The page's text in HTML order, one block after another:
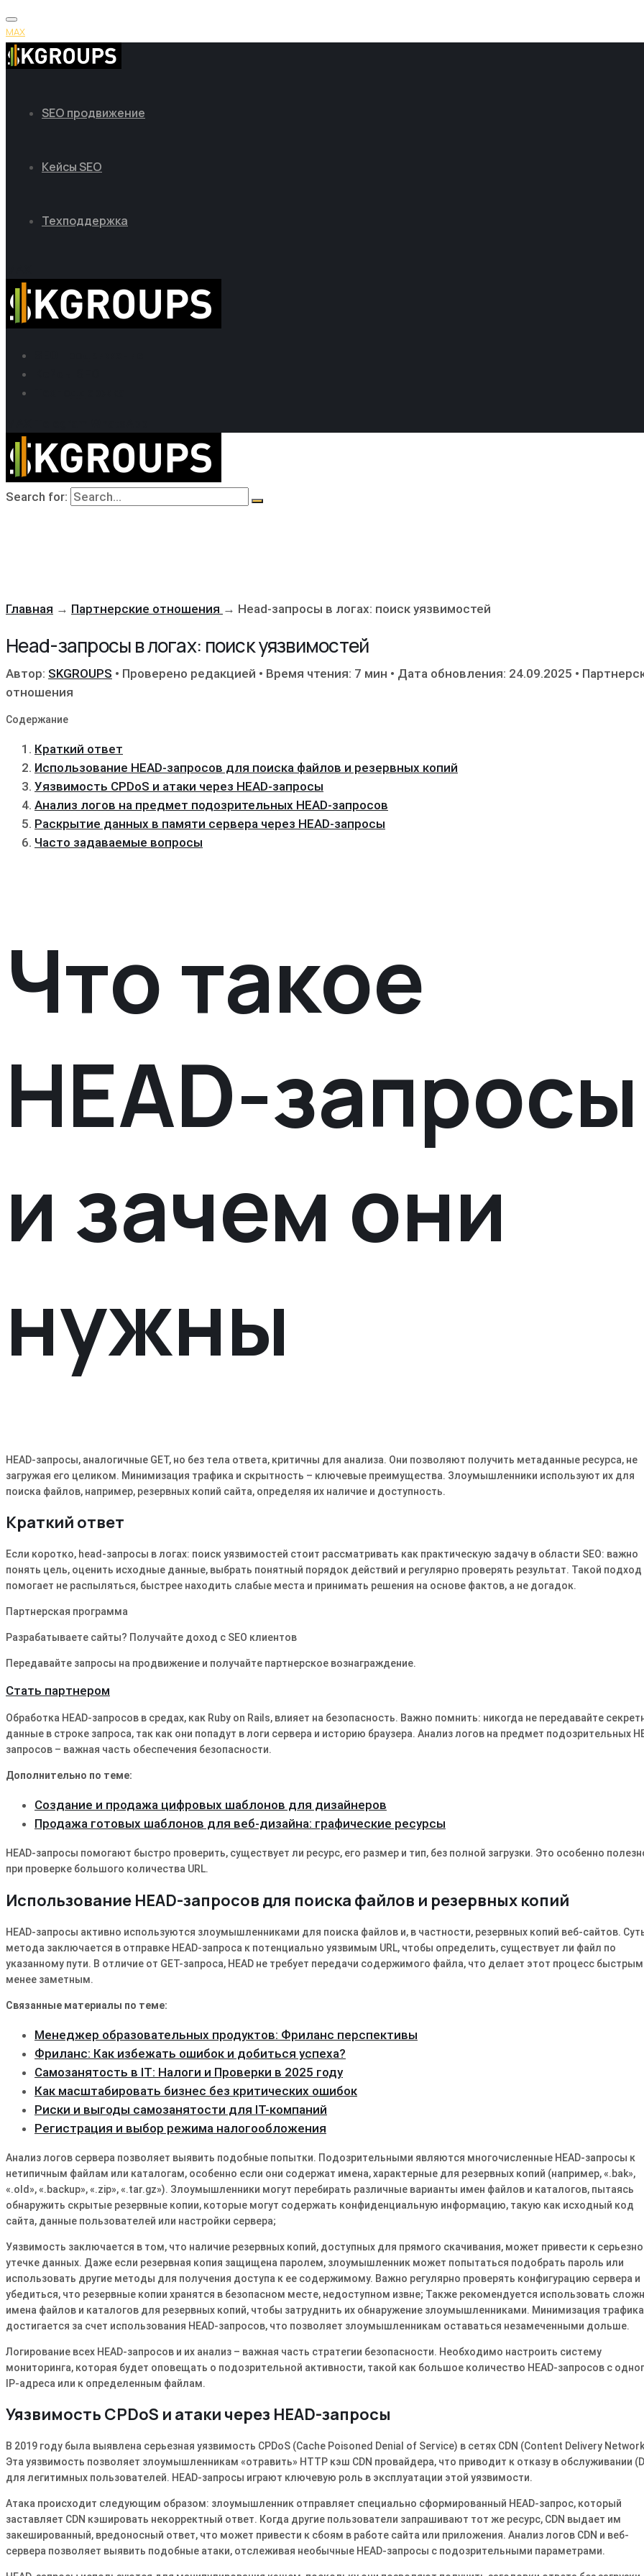
MAX
SEO продвижение
Кейсы SEO
Техподдержка
Search for:
Главная → Партнерские отношения → Head-запросы в логах: поиск уязвимостей
Head-запросы в логах: поиск уязвимостей
Автор: SKGROUPS • Проверено редакцией • Время чтения: 7 мин • Дата обновления: 24.09.2025 •
отношения
Содержание
Краткий ответ
Использование HEAD-запросов для поиска файлов и резервных копий
Уязвимость CPDoS и атаки через HEAD-запросы
Анализ логов на предмет подозрительных HEAD-запросов
Раскрытие данных в памяти сервера через HEAD-запросы
Часто задаваемые вопросы
Что такое
HEAD-запросы
и зачем они
нужны
HEAD-запросы, аналогичные GET, но без тела ответа, критичны для анализа. Они позволяют получить метаданные ресурса, не
загружая его целиком. Минимизация трафика и скрытность – ключевые преимущества. Злоумышленники используют их для
поиска файлов, например, резервных копий сайта, определяя их наличие и доступность.
Краткий ответ
Если коротко, head-запросы в логах: поиск уязвимостей стоит рассматривать как практическую задачу в области SEO: важно
понять цель, оценить исходные данные, выбрать понятный порядок действий и регулярно проверять результат. Такой подход
помогает не распыляться, быстрее находить слабые места и принимать решения на основе фактов, а не догадок.
Партнерская программа
Разрабатываете сайты? Получайте доход с SEO клиентов
Передавайте запросы на продвижение и получайте партнерское вознаграждение.
Стать партнером
Обработка HEAD-запросов в средах, как Ruby on Rails, влияет на безопасность. Важно помнить: никогда не передавайте
данные в строке запроса, так как они попадут в логи сервера и историю браузера. Анализ логов на предмет подозрительных
запросов – важная часть обеспечения безопасности.
Дополнительно по теме:
Создание и продажа цифровых шаблонов для дизайнеров
Продажа готовых шаблонов для веб-дизайна: графические ресурсы
HEAD-запросы помогают быстро проверить, существует ли ресурс, его размер и тип, без полной загрузки. Это особенно
при проверке большого количества URL.
Использование HEAD-запросов для поиска файлов и резервных копий
HEAD-запросы активно используются злоумышленниками для поиска файлов и, в частности, резервных копий веб-сайтов.
метода заключается в отправке HEAD-запроса к потенциально уязвимым URL, чтобы определить, существует ли файл по
указанному пути. В отличие от GET-запроса, HEAD не требует передачи содержимого файла, что делает этот процесс
менее заметным.
Связанные материалы по теме:
Менеджер образовательных продуктов: Фриланс перспективы
Фриланс: Как избежать ошибок и добиться успеха?
Самозанятость в IT: Налоги и Проверки в 2025 году
Как масштабировать бизнес без критических ошибок
Риски и выгоды самозанятости для IT-компаний
Регистрация и выбор режима налогообложения
Анализ логов сервера позволяет выявить подобные попытки. Подозрительными являются многочисленные HEAD-запросы к
нетипичным файлам или каталогам, особенно если они содержат имена, характерные для резервных копий (например, «.bak»,
«.old», «.backup», «.zip», «.tar.gz»). Злоумышленники могут перебирать различные варианты имен файлов и каталогов, пытаясь
обнаружить скрытые резервные копии, которые могут содержать конфиденциальную информацию, такую как исходный код
сайта, данные пользователей или настройки сервера;
Уязвимость заключается в том, что наличие резервных копий, доступных для прямого скачивания, может привести к
утечке данных. Даже если резервная копия защищена паролем, злоумышленник может попытаться подобрать пароль или
использовать другие методы для получения доступа к ее содержимому. Важно регулярно проверять конфигурацию сервера и
убедиться, что резервные копии хранятся в безопасном месте, недоступном извне; Также рекомендуется использовать
имена файлов и каталогов для резервных копий, чтобы затруднить их обнаружение злоумышленниками. Минимизация трафика
достигается за счет использования HEAD-запросов, что позволяет злоумышленникам оставаться незамеченными дольше.
Логирование всех HEAD-запросов и их анализ – важная часть стратегии безопасности. Необходимо настроить систему
мониторинга, которая будет оповещать о подозрительной активности, такой как большое количество HEAD-запросов с
IP-адреса или к определенным файлам.
Уязвимость CPDoS и атаки через HEAD-запросы
В 2019 году была выявлена серьезная уязвимость CPDoS (Cache Poisoned Denial of Service) в сетях CDN (Content Delivery
Эта уязвимость позволяет злоумышленникам «отравить» HTTP кэш CDN провайдера, что приводит к отказу в обслуживании
для легитимных пользователей. HEAD-запросы играют ключевую роль в эксплуатации этой уязвимости.
Атака происходит следующим образом: злоумышленник отправляет специально сформированный HEAD-запрос, который
заставляет CDN кэшировать некорректный ответ. Когда другие пользователи запрашивают тот же ресурс, CDN выдает им
закешированный, вредоносный ответ, что может привести к сбоям в работе сайта или приложения. Анализ логов CDN и веб-
сервера позволяет выявить подобные атаки, отслеживая необычные HEAD-запросы с подозрительными параметрами.